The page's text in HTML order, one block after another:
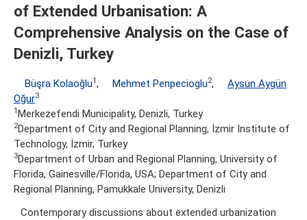
of Extended Urbanisation: A
Comprehensive Analysis on the Case of
Denizli, Turkey
Büşra Kolaoğlu1 , Mehmet Penpecioglu2,
Aysun Aygün
Oğur3
1 Merkezefendi Municipality, Denizli, Turkey
2Department of City and Regional Planning, İzmir Institute of
Technology, İzmir, Turkey
3Department of Urban and Regional Planning, University of
Florida, Gainesville/Florida, USA; Department of City and
Regional Planning, Pamukkale University, Denizli
Contemporary discussions about extended urbanization